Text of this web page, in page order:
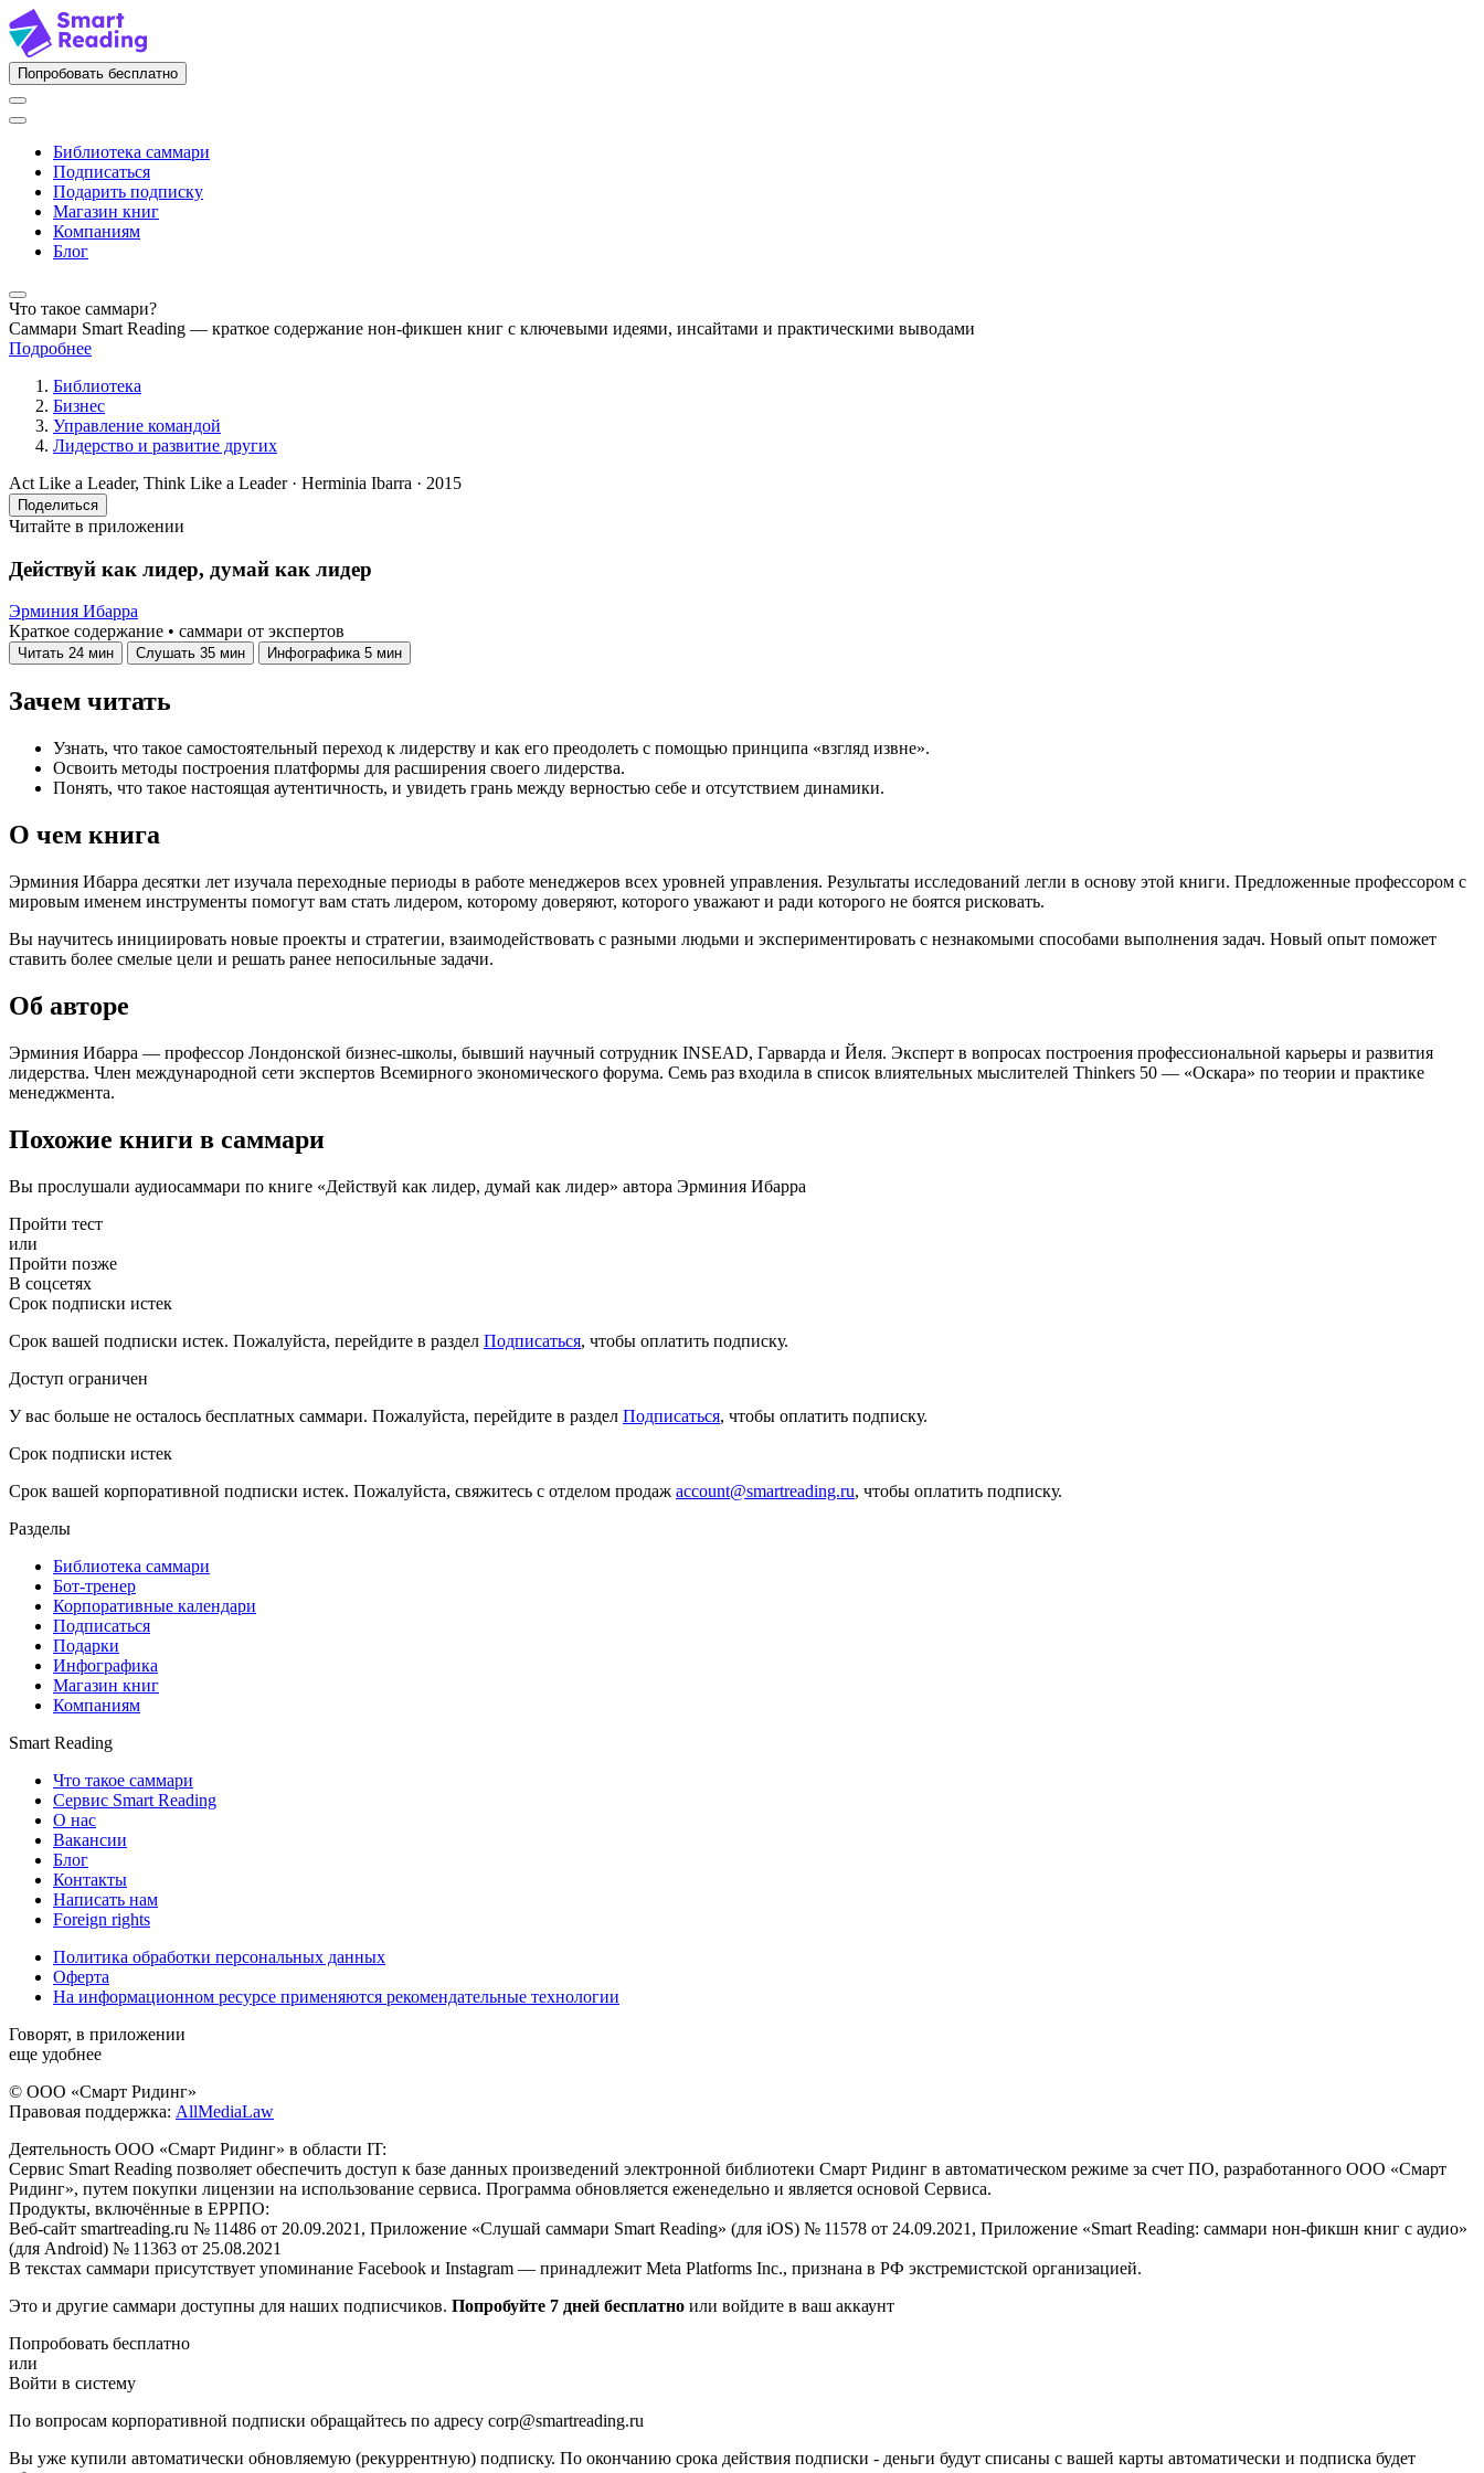
Попробовать бесплатно
Библиотека саммари
Подписаться
Подарить подписку
Магазин книг
Компаниям
Блог
Что такое саммари?
Саммари Smart Reading — краткое содержание нон-фикшен книг с ключевыми идеями, инсайтами и практическими выводами
Подробнее
Библиотека
Бизнес
Управление командой
Лидерство и развитие других
Act Like a Leader, Think Like a Leader · Herminia Ibarra · 2015
Поделиться
Читайте в приложении
Действуй как лидер, думай как лидер
Эрминия Ибарра
Краткое содержание • саммари от экспертов
Читать 24 мин Слушать 35 мин Инфографика 5 мин
Зачем читать
Узнать, что такое самостоятельный переход к лидерству и как его преодолеть с помощью принципа «взгляд извне».
Освоить методы построения платформы для расширения своего лидерства.
Понять, что такое настоящая аутентичность, и увидеть грань между верностью себе и отсутствием динамики.
О чем книга
Эрминия Ибарра десятки лет изучала переходные периоды в работе менеджеров всех уровней управления. Результаты исследований легли в основу этой книги. Предложенные профессором с
мировым именем инструменты помогут вам стать лидером, которому доверяют, которого уважают и ради которого не боятся рисковать.
Вы научитесь инициировать новые проекты и стратегии, взаимодействовать с разными людьми и экспериментировать с незнакомыми способами выполнения задач. Новый опыт поможет
ставить более смелые цели и решать ранее непосильные задачи.
Об авторе
Эрминия Ибарра — профессор Лондонской бизнес-школы, бывший научный сотрудник INSEAD, Гарварда и Йеля. Эксперт в вопросах построения профессиональной карьеры и развития
лидерства. Член международной сети экспертов Всемирного экономического форума. Семь раз входила в список влиятельных мыслителей Thinkers 50 — «Оскара» по теории и практике
менеджмента.
Похожие книги в саммари
Вы прослушали аудиосаммари по книге «Действуй как лидер, думай как лидер» автора Эрминия Ибарра
Пройти тест
или
Пройти позже
В соцсетях
Срок подписки истек
Срок вашей подписки истек. Пожалуйста, перейдите в раздел Подписаться, чтобы оплатить подписку.
Доступ ограничен
У вас больше не осталось бесплатных саммари. Пожалуйста, перейдите в раздел Подписаться, чтобы оплатить подписку.
Срок подписки истек
Срок вашей корпоративной подписки истек. Пожалуйста, свяжитесь с отделом продаж account@smartreading.ru, чтобы оплатить подписку.
Разделы
Библиотека саммари
Бот-тренер
Корпоративные календари
Подписаться
Подарки
Инфографика
Магазин книг
Компаниям
Smart Reading
Что такое саммари
Сервис Smart Reading
О нас
Вакансии
Блог
Контакты
Написать нам
Foreign rights
Политика обработки персональных данных
Оферта
На информационном ресурсе применяются рекомендательные технологии
Говорят, в приложении
еще удобнее
© ООО «Смарт Ридинг»
Правовая поддержка: AllMediaLaw
Деятельность ООО «Смарт Ридинг» в области IT:
Сервис Smart Reading позволяет обеспечить доступ к базе данных произведений электронной библиотеки Смарт Ридинг в автоматическом режиме за счет ПО, разработанного ООО «Смарт
Ридинг», путем покупки лицензии на использование сервиса. Программа обновляется еженедельно и является основой Сервиса.
Продукты, включённые в ЕРРПО:
Веб-сайт smartreading.ru № 11486 от 20.09.2021, Приложение «Слушай саммари Smart Reading» (для iOS) № 11578 от 24.09.2021, Приложение «Smart Reading: саммари нон-фикшн книг с аудио»
(для Android) № 11363 от 25.08.2021
В текстах саммари присутствует упоминание Facebook и Instagram — принадлежит Meta Platforms Inc., признана в РФ экстремистской организацией.
Это и другие саммари доступны для наших подписчиков. Попробуйте 7 дней бесплатно или войдите в ваш аккаунт
Попробовать бесплатно
или
Войти в систему
По вопросам корпоративной подписки обращайтесь по адресу corp@smartreading.ru
Вы уже купили автоматически обновляемую (рекуррентную) подписку. По окончанию срока действия подписки - деньги будут списаны с вашей карты автоматически и подписка будет